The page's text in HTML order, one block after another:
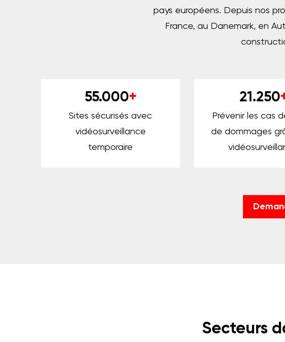
pays européens. Depuis nos
France, au Danemark, en
55.000+
Sites sécurisés avec
vidéosurveillance
temporaire
21.250
Prévenir les cas
de dommages
Secteurs